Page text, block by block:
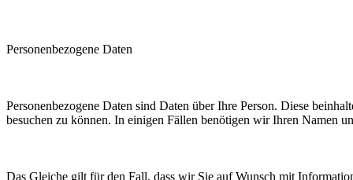
Personenbezogene Daten
Personenbezogene Daten sind Daten über Ihre Person. Diese
besuchen zu können. In einigen Fällen benötigen wir Ihren Namen
Das Gleiche gilt für den Fall, dass wir Sie auf Wunsch mit